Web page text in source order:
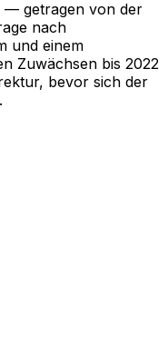
— getragen von der
nach
und einem
Zuwächsen bis 2022
bevor sich der